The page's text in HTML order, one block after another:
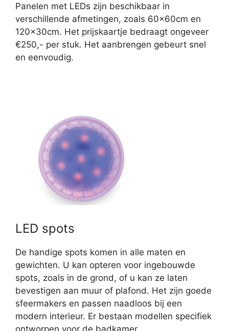
Panelen met LEDs zijn beschikbaar in
verschillende afmetingen, zoals 60x60cm en
120x30cm. Het prijskaartje bedraagt ongeveer
€250,- per stuk. Het aanbrengen gebeurt snel
en eenvoudig.
LED spots
De handige spots komen in alle maten en
gewichten. U kan opteren voor ingebouwde
spots, zoals in de grond, of u kan ze laten
bevestigen aan muur of plafond. Het zijn goede
sfeermakers en passen naadloos bij een
modern interieur. Er bestaan modellen specifiek